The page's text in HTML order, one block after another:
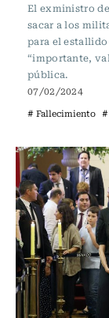
El exministro
sacar a los
para el estallido
“importante,
pública.
07/02/2024
# Fallecimiento